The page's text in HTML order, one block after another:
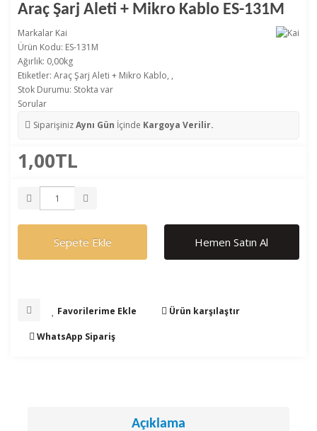
Araç Şarj Aleti + Mikro Kablo ES-131M
Markalar Kai
Ürün Kodu: ES-131M
Ağırlık: 0,00kg
Etiketler: Araç Şarj Aleti + Mikro Kablo, ,
Stok Durumu: Stokta var
Sorular
SiparişinizAynı Gün İçinde Kargoya Verilir.
1,00TL
Sepete Ekle Hemen Satın Al
Favorilerime Ekle Ürün karşılaştır
WhatsApp Sipariş
Açıklama